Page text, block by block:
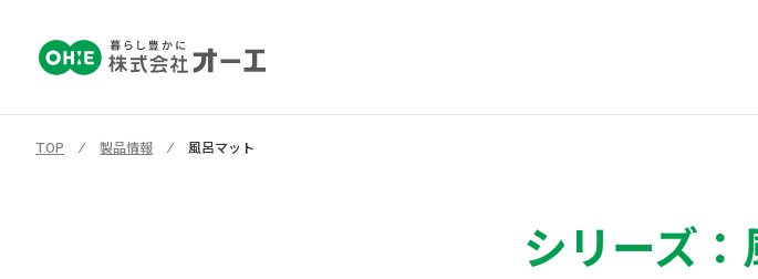
TOP ⁄ 製品情報 ⁄ 風呂マット
シリーズ